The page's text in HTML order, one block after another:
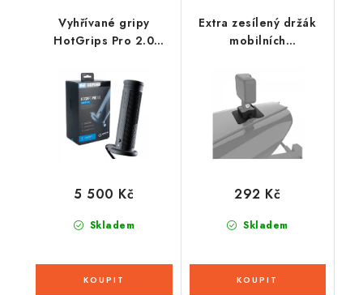
Vyhřívané gripy
HotGrips Pro 2.0
(integrované ovládání)
Skladem
5 500 Kč
Extra zesílený držák
mobilních
CLIQR, sada pro
přilepení do plochy
pomocí oboustranné
pásky, OXFORD
Skladem
292 Kč